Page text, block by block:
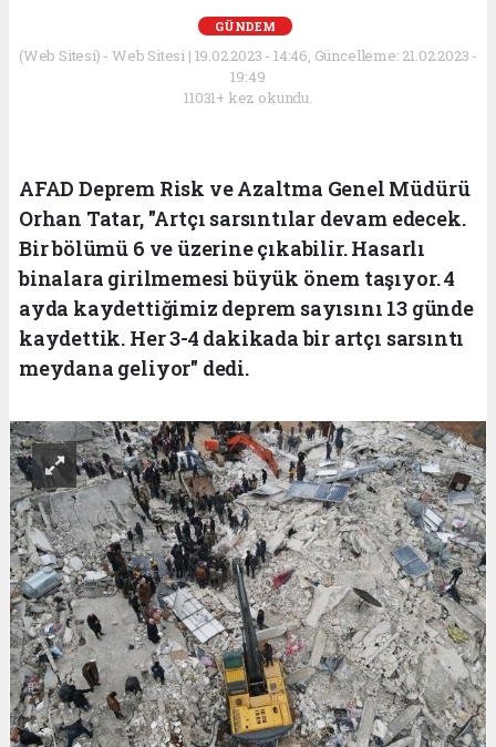
GÜNDEM
(Web Sitesi) - Web Sitesi | 19.02.2023 - 14:46, Güncelleme: 21.02.2023 -
19:49
11031+ kez okundu.
AFAD Deprem Risk ve Azaltma Genel Müdürü
Orhan Tatar, "Artçı sarsıntılar devam edecek.
Bir bölümü 6 ve üzerine çıkabilir. Hasarlı
binalara girilmemesi büyük önem taşıyor. 4
ayda kaydettiğimiz deprem sayısını 13 günde
kaydettik. Her 3-4 dakikada bir artçı sarsıntı
meydana geliyor" dedi.